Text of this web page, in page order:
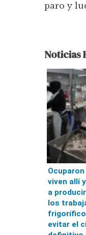
paro y
Noticias
viven allí
a
los
frigorífico
evitar el